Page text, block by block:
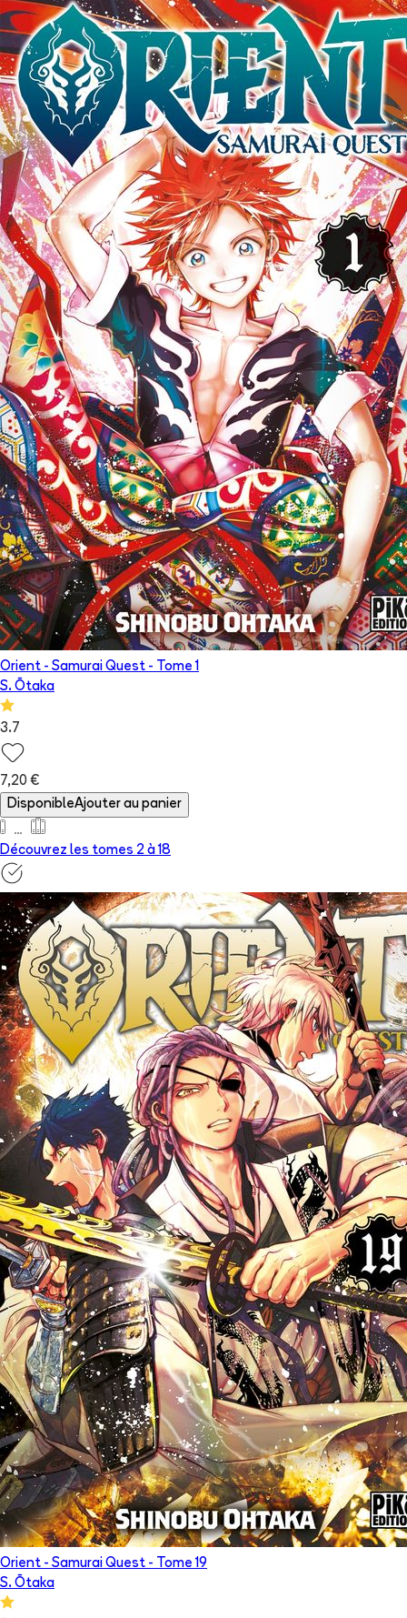
Orient - Samurai Quest - Tome 1
S. Ōtaka
3.7
7,20 €
DisponibleAjouter au panier
Découvrez les tomes 2 à 18
Orient - Samurai Quest - Tome 19
S. Ōtaka